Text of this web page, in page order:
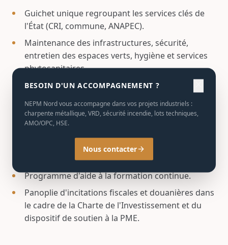
Guichet unique regroupant les services clés de
l'État (CRI, commune, ANAPEC).
Maintenance des infrastructures, sécurité,
entretien des espaces verts, hygiène et services
phytosanitaires.
Business center, banques, poste, hôtels, centre
d'exposition, station-service et restauration.
Formation et appui aux investisseurs
Programme d'aide à la formation continue.
Panoplie d'incitations fiscales et douanières dans
le cadre de la Charte de l'Investissement et du
dispositif de soutien à la PME.
BESOIN D'UN ACCOMPAGNEMENT ?
NEPM Nord vous accompagne dans vos projets industriels :
charpente métallique, VRD, sécurité incendie, lots techniques,
AMO/OPC, HSE.
Nous contacterarrow_forward